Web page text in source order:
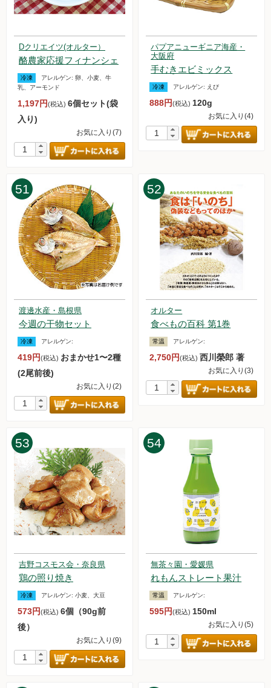
Dクリエイツ(オルター）
酪農家応援フィナンシェ
冷凍 アレルゲン: 卵、小麦、牛
乳、アーモンド
1,197円(税込) 6個セット(袋
入り)
お気に入り(7)
パプアニューギニア海産・
大阪府
手むきエビミックス
冷凍 アレルゲン: えび
888円(税込) 120g
お気に入り(4)
51
渡邊水産・島根県
今週の干物セット
冷凍 アレルゲン:
419円(税込) おまかせ1〜2種
(2尾前後)
お気に入り(2)
52
オルター
食べもの百科 第1巻
常温 アレルゲン:
2,750円(税込) 西川榮郎 著
お気に入り(3)
53
吉野コスモス会・奈良県
鶏の照り焼き
冷凍 アレルゲン: 小麦、大豆
573円(税込) 6個（90g前
後）
お気に入り(9)
54
無茶々園・愛媛県
れもんストレート果汁
常温 アレルゲン:
595円(税込)150ml
お気に入り(5)